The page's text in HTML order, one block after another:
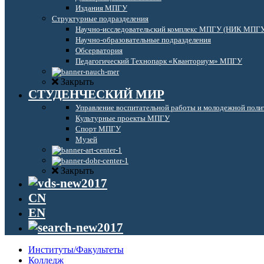
Издания МПГУ
Структурные подразделения
Научно-исследовательский комплекс МПГУ (НИК
Научно-образовательные подразделения
Обсерватория
Педагогический Технопарк «Кванториум» МПГУ
Закрыть
СТУДЕНЧЕСКИЙ МИР
Управление воспитательной работы и молодежной
Культурные проекты МПГУ
Спорт МПГУ
Музей
Закрыть
CN
EN
Институты/Факультеты
Колледж